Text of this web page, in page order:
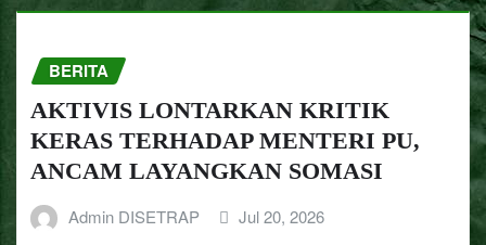
BERITA
AKTIVIS LONTARKAN KRITIK
KERAS TERHADAP MENTERI PU,
ANCAM LAYANGKAN SOMASI
Admin DISETRAP Jul 20, 2026